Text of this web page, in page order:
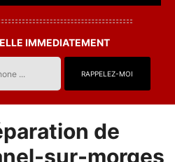
IMMEDIATEMENT
de
sur-morges